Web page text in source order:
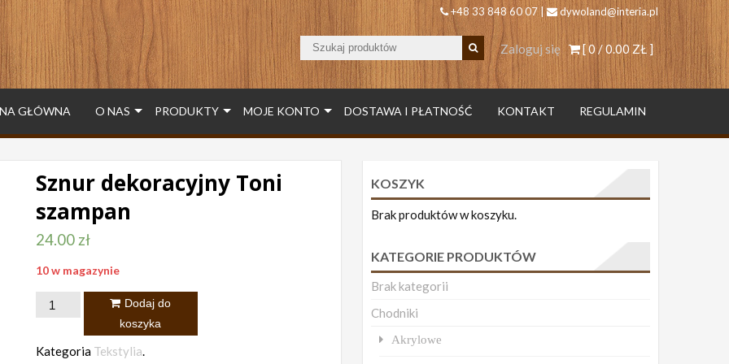
+48 33 848 60 07 | dywoland@interia.pl
[ 0 /0.00 ZŁ]
Zaloguj się
GŁÓWNA O NAS PRODUKTY MOJE KONTO DOSTAWA I PŁATNOŚĆ KONTAKT REGULAMIN
Sznur dekoracyjny Toni
szampan
24.00 zł
10 w magazynie
ilość
dekoracyjny
Dodaj do
koszyka
Kategoria Tekstylia.
KOSZYK
Brak produktów w koszyku.
KATEGORIE PRODUKTÓW
Brak kategorii
Chodniki
Akrylowe